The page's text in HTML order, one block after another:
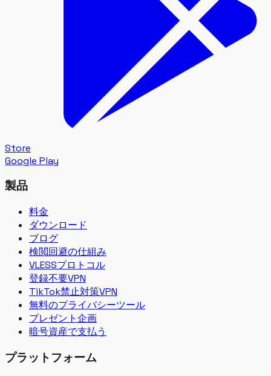
Store
Google Play
製品
料金
ダウンロード
ブログ
検閲回避の仕組み
VLESSプロトコル
登録不要VPN
TikTok禁止対策VPN
無料のプライバシーツール
プレゼント企画
暗号資産で支払う
プラットフォーム